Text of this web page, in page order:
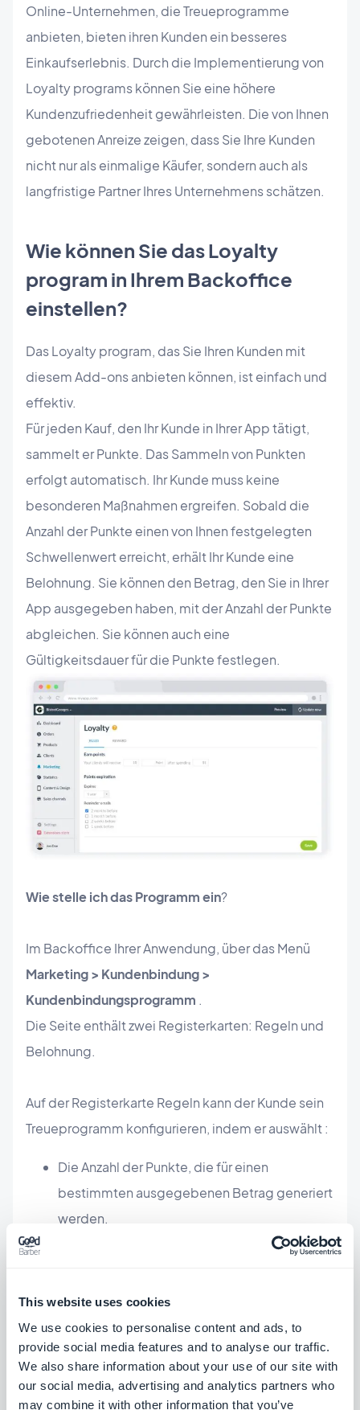
This website uses cookies
We use cookies to personalise content and ads, to
provide social media features and to analyse our traffic.
We also share information about your use of our site with
our social media, advertising and analytics partners who
may combine it with other information that you’ve
Online-Unternehmen, die Treueprogramme
anbieten, bieten ihren Kunden ein besseres
Einkaufserlebnis. Durch die Implementierung von
Loyalty programs können Sie eine höhere
Kundenzufriedenheit gewährleisten. Die von Ihnen
gebotenen Anreize zeigen, dass Sie Ihre Kunden
nicht nur als einmalige Käufer, sondern auch als
langfristige Partner Ihres Unternehmens schätzen.
Wie können Sie das Loyalty
program in Ihrem Backoffice
einstellen?
Das Loyalty program, das Sie Ihren Kunden mit
diesem Add-ons anbieten können, ist einfach und
effektiv.
Für jeden Kauf, den Ihr Kunde in Ihrer App tätigt,
sammelt er Punkte. Das Sammeln von Punkten
erfolgt automatisch. Ihr Kunde muss keine
besonderen Maßnahmen ergreifen. Sobald die
Anzahl der Punkte einen von Ihnen festgelegten
Schwellenwert erreicht, erhält Ihr Kunde eine
Belohnung. Sie können den Betrag, den Sie in Ihrer
App ausgegeben haben, mit der Anzahl der Punkte
abgleichen. Sie können auch eine
Gültigkeitsdauer für die Punkte festlegen.
Wie stelle ich das Programm ein?
Im Backoffice Ihrer Anwendung, über das Menü
Marketing > Kundenbindung >
Kundenbindungsprogramm .
Die Seite enthält zwei Registerkarten: Regeln und
Belohnung.
Auf der Registerkarte Regeln kann der Kunde sein
Treueprogramm konfigurieren, indem er auswählt :
Die Anzahl der Punkte, die für einen
bestimmten ausgegebenen Betrag generiert
werden.
Den Namen der Punkte (Meilen, Sterne,
Den spezifischen Betrag, den Sie ausgeben
müssen, um die festgelegte Anzahl von
Punkten zu erhalten.
Das Verfallsdatum der Punkte
Wann die Verfallserinnerungen per E-Mail